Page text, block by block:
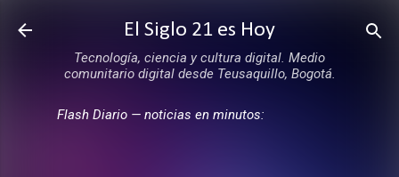
Ir al contenido principal
El Siglo 21 es Hoy
Tecnología, ciencia y cultura digital. Medio
comunitario digital desde Teusaquillo, Bogotá.
Flash Diario — noticias en minutos: